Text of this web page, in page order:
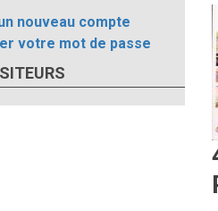
nouveau compte
votre mot de passe